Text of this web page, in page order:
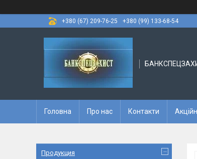
+380 (67) 209-76-25
+380 (99) 133-68-54
Головна Про нас Контакти
Продукция